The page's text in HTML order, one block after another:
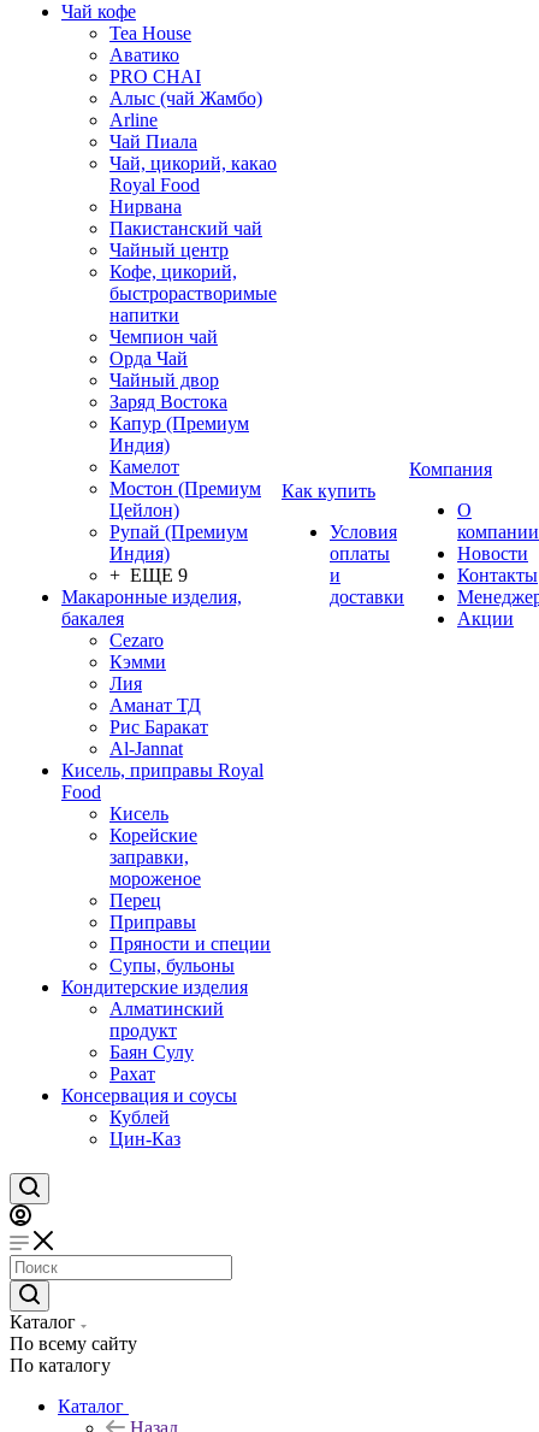
Чай кофе
Tea House
Аватико
PRO CHAI
Алыс (чай Жамбо)
Arline
Чай Пиала
Чай, цикорий, какао
Royal Food
Нирвана
Пакистанский чай
Чайный центр
Кофе, цикорий,
быстрорастворимые
напитки
Чемпион чай
Орда Чай
Чайный двор
Заряд Востока
Капур (Премиум
Индия)
Камелот
Мостон (Премиум
Цейлон)
Рупай (Премиум
Индия)
+ ЕЩЕ 9
Макаронные изделия,
бакалея
Cezaro
Кэмми
Лия
Аманат ТД
Рис Баракат
Al-Jannat
Кисель, приправы Royal
Food
Кисель
Корейские
заправки,
мороженое
Перец
Приправы
Пряности и специи
Супы, бульоны
Кондитерские изделия
Алматинский
продукт
Баян Сулу
Рахат
Консервация и соусы
Кублей
Цин-Каз
Как купить
Условия
оплаты
и
доставки
Компания
О
компании
Новости
Контакты
Акции
Каталог
По всему сайту
По каталогу
Каталог
Назад